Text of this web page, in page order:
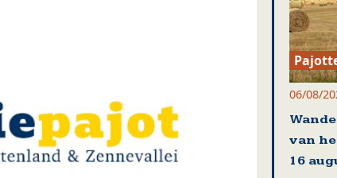
06/08/
van
16